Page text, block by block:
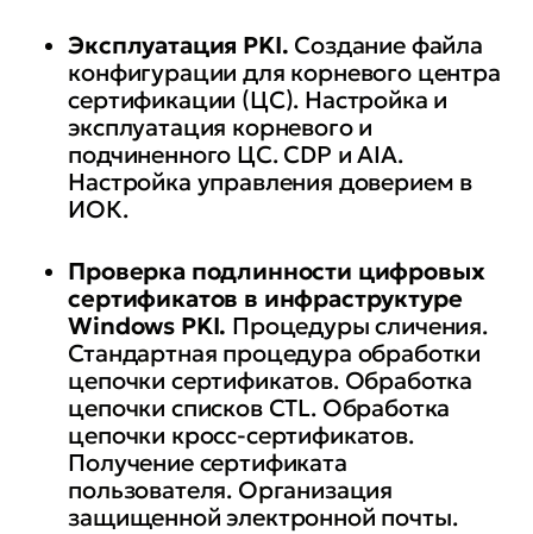
Эксплуатация PKI. Создание файла
конфигурации для корневого центра
сертификации (ЦС). Настройка и
эксплуатация корневого и
подчиненного ЦС. CDP и AIA.
Настройка управления доверием в
ИОК.
Проверка подлинности цифровых
сертификатов в инфраструктуре
Windows PKI. Процедуры сличения.
Стандартная процедура обработки
цепочки сертификатов. Обработка
цепочки списков CTL. Обработка
цепочки кросс-сертификатов.
Получение сертификата
пользователя. Организация
защищенной электронной почты.